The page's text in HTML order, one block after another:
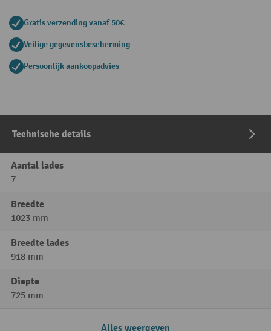
Gratis verzending vanaf 50€
Veilige gegevensbescherming
Persoonlijk aankoopadvies
Technische details
Aantal lades
7
Breedte
1023 mm
Breedte lades
918 mm
Diepte
725 mm
Alles weergeven